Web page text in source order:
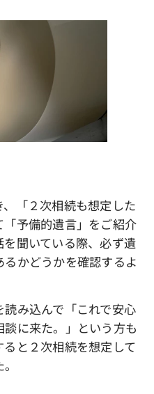
「２次相続も想定した
予備的遺言」をご紹介
聞いている際、必ず遺
かどうかを確認するよ
み込んで「これで安心
に来た。」という方も
と２次相続を想定して